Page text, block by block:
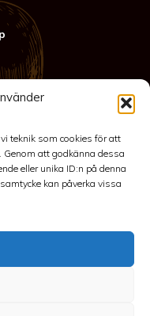
teknik som cookies för att
Genom att godkänna dessa
eller unika ID:n på denna
kan påverka vissa